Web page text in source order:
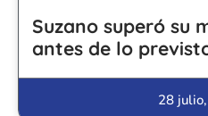
Suzano superó su
antes de lo
28